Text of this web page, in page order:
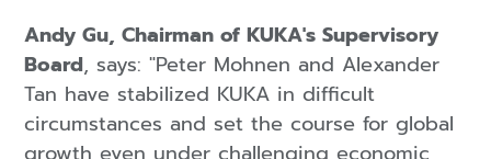
Andy Gu, Chairman of KUKA's Supervisory
Board, says: "Peter Mohnen and Alexander
Tan have stabilized KUKA in difficult
circumstances and set the course for global